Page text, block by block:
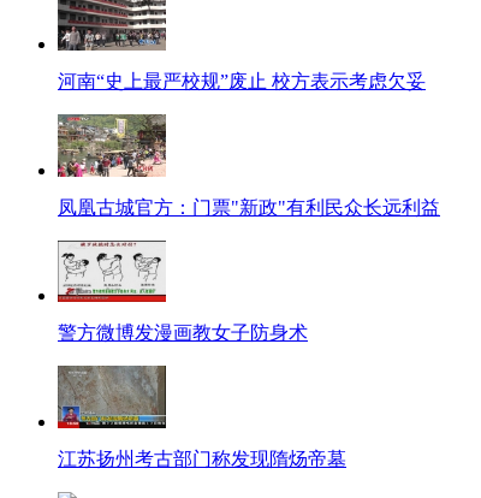
河南“史上最严校规”废止 校方表示考虑欠妥
凤凰古城官方：门票"新政"有利民众长远利益
警方微博发漫画教女子防身术
江苏扬州考古部门称发现隋炀帝墓